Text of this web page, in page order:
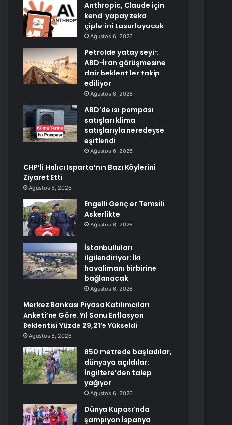
Anthropic, Claude için
kendi yapay zeka
çiplerini tasarlayacak
Ağustos 6, 2026
Petrolde yatay seyir:
ABD-İran görüşmesine
dair beklentiler takip
ediliyor
Ağustos 6, 2026
ABD’de ısı pompası
satışları klima
satışlarıyla neredeyse
eşitlendi
Ağustos 6, 2026
CHP’li Halıcı Isparta’nın Bazı Köylerini
Ziyaret Etti
Ağustos 6, 2026
Engelli Gençler Temsili
Askerlikte
Ağustos 6, 2026
İstanbulluları
ilgilendiriyor: İki
havalimanı birbirine
bağlanacak
Ağustos 6, 2026
Merkez Bankası Piyasa Katılımcıları
Anketi’ne Göre, Yıl Sonu Enflasyon
Beklentisi Yüzde 29,21’e Yükseldi
Ağustos 6, 2026
850 metrede başladılar,
dünyaya açıldılar:
İngiltere’den talep
yağıyor
Ağustos 6, 2026
Dünya Kupası’nda
şampiyon İspanya